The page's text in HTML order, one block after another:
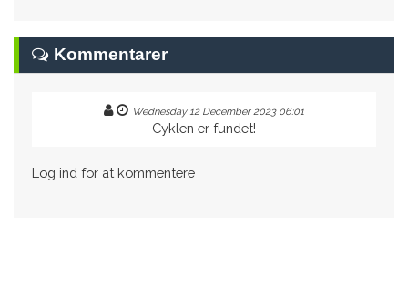
Kommentarer
Wednesday 12 December 2023 06:01
Cyklen er fundet!
Log ind for at kommentere